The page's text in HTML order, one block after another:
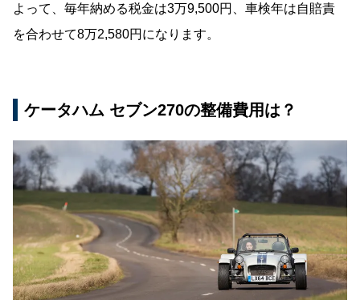
よって、毎年納める税金は3万9,500円、車検年は自賠責
を合わせて8万2,580円になります。
ケータハム セブン270の整備費用は？